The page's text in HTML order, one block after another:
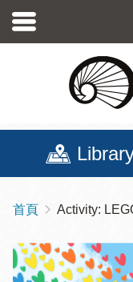
至
導
航
連
首頁 Activity: